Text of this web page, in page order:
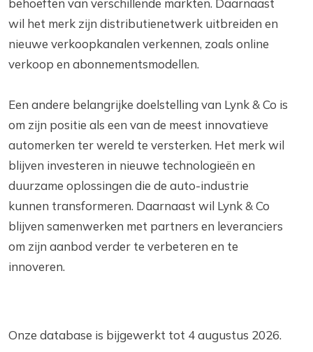
behoeften van verschillende markten. Daarnaast
wil het merk zijn distributienetwerk uitbreiden en
nieuwe verkoopkanalen verkennen, zoals online
verkoop en abonnementsmodellen.
Een andere belangrijke doelstelling van Lynk & Co is
om zijn positie als een van de meest innovatieve
automerken ter wereld te versterken. Het merk wil
blijven investeren in nieuwe technologieën en
duurzame oplossingen die de auto-industrie
kunnen transformeren. Daarnaast wil Lynk & Co
blijven samenwerken met partners en leveranciers
om zijn aanbod verder te verbeteren en te
innoveren.
Onze database is bijgewerkt tot 4 augustus 2026.